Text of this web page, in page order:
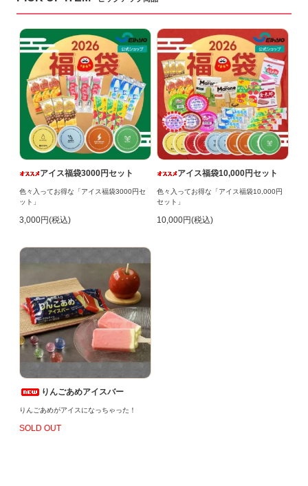
アイス福袋3000円セット
色々入ってお得な「アイス福袋3000円セ
ット」
3,000円(税込)
アイス福袋10,000円セット
色々入ってお得な「アイス福袋10,000円
セット」
10,000円(税込)
りんごあめアイスバー
りんごあめがアイスになっちゃった！
SOLD OUT